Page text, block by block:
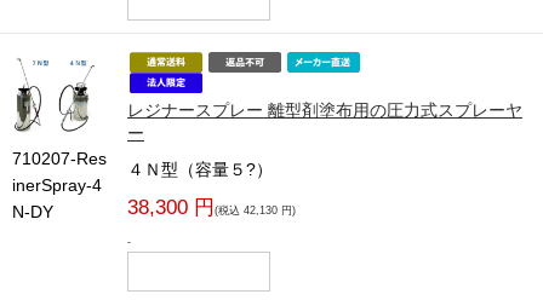
710207-Res
inerSpray-4
N-DY
レジナースプレー 離型剤塗布用の圧力式スプレーヤ
ー
４Ｎ型（容量５?）
38,300 円 (税込 42,130 円)
-